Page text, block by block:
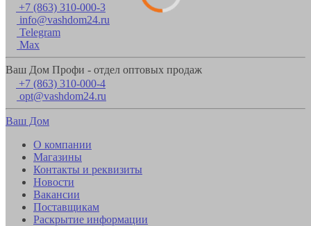
+7 (863) 310-000-3
info@vashdom24.ru
Telegram
Max
Ваш Дом Профи - отдел оптовых продаж
+7 (863) 310-000-4
opt@vashdom24.ru
Ваш Дом
О компании
Магазины
Контакты и реквизиты
Новости
Вакансии
Поставщикам
Раскрытие информации